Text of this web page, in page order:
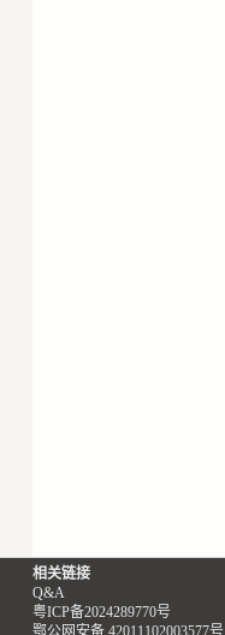
相关链接
Q&A
粤ICP备2024289770号
鄂公网安备 42011102003577号